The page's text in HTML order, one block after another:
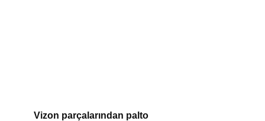
Vizon parçalarından palto